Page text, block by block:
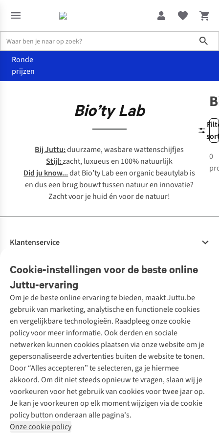
Ronde
prijzen
Bio’ty Lab
Bij Juttu:duurzame, wasbare wattenschijfjes
Stijl:zacht, luxueus en 100% natuurlijk
Did ju know...dat Bio’ty Lab eenorganic beautylab is
en dus een brug bouwt tussen natuur en innovatie?
Zacht voor je huid én voor de natuur!
0
Cookie-instellingen voor de beste online
Juttu-ervaring
Om je de beste online ervaring te bieden, maakt Juttu.be
gebruik van marketing, analytische en functionele cookies
en vergelijkbare technologieën. Raadpleeg onze cookie
policy voor meer informatie. Ook derden en sociale
netwerken kunnen cookies plaatsen via onze website om je
gepersonaliseerde advertenties buiten de website te tonen.
Door “Alles accepteren” te selecteren, ga je hiermee
akkoord. Om dit niet steeds opnieuw te vragen, slaan wij je
voorkeuren voor het gebruik van cookies voor twee jaar op.
Je kan je voorkeuren op elk moment wijzigen via de cookie
policy button onderaan alle pagina's.
Onze cookie policy
Klantenservice
Bestellen
Betalen
10% studentenkorting
Klarna - achteraf betalen
Levering
Retourneren
Bestelling herroepen
Garantie
Contact
Onze diensten
Tweedehands - ReJUsed
Kledingatelier
Personal shopping
Textielbox
Events / workshops
Juttu
Over ons
Juttu Friends
Inspiratie
Werken bij Juttu
Onze winkels
De wereld van Juttu
Verantwoord ondernemen
Toegankelijkheidsverklaring
Merken
Nathalie Vleeschouwer
Selected dames
HKLiving
Dickies
Sessùn
Strom
O My Bag
Revolution
Meld je aan voor de nieuwsbrief
Follow us